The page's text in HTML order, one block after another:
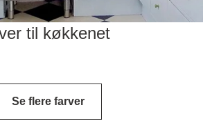
til køkkenet
Se flere farver